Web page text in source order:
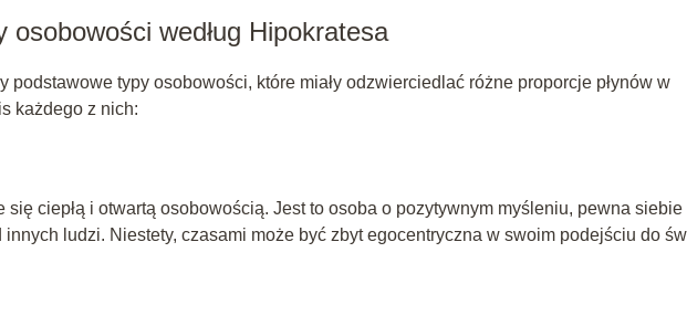
osobowości według Hipokratesa
podstawowe typy osobowości, które miały odzwierciedlać różne proporcje płynów w
każdego z nich:
się ciepłą i otwartą osobowością. Jest to osoba o pozytywnym myśleniu, pewna siebie
innych ludzi. Niestety, czasami może być zbyt egocentryczna w swoim podejściu do